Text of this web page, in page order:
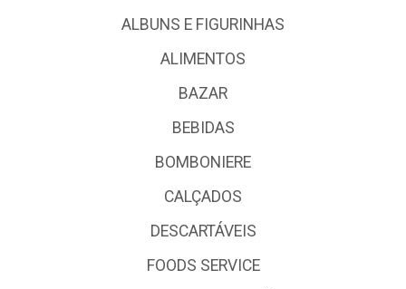
ALBUNS E FIGURINHAS
ALIMENTOS
BAZAR
BEBIDAS
BOMBONIERE
CALÇADOS
DESCARTÁVEIS
FOODS SERVICE